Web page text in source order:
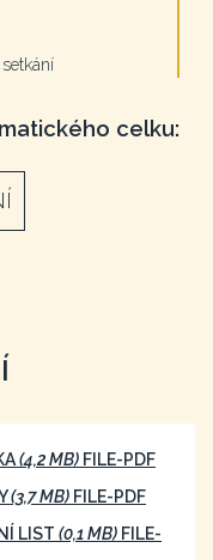
celku:
(4,2 MB) FILE-PDF
(3,7 MB) FILE-PDF
LIST (0,1 MB) FILE-